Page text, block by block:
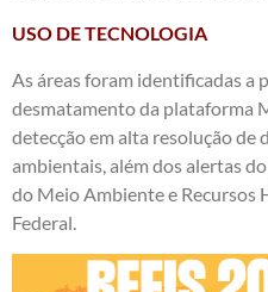
USO DE TECNOLOGIA
As áreas foram identificadas a
desmatamento da plataforma
detecção em alta resolução de
ambientais, além dos alertas
do Meio Ambiente e Recursos
Federal.